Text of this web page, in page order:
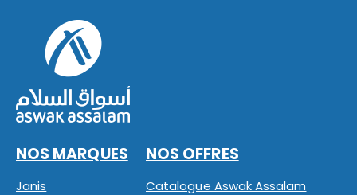
NOS MARQUES
Janis
NOS OFFRES
Catalogue Aswak Assalam